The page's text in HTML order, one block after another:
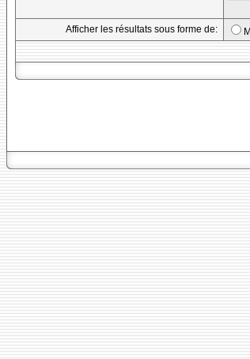
Afficher les résultats sous forme de: